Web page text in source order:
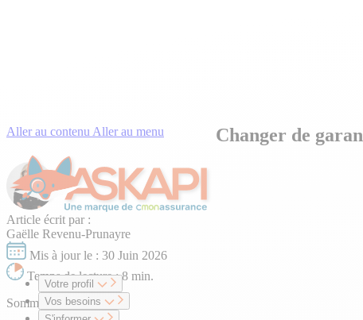
Aller au contenu Aller au menu
Votre profil
Vos besoins
Changer de
Article écrit par :
Gaëlle Revenu-Prunayre
Mis à jour le : 30 Juin 2026
Temps de lecture :8 min.
Sommaire